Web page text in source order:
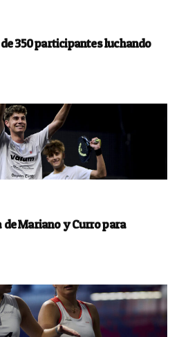
350 participantes luchando
de Mariano y Curro para